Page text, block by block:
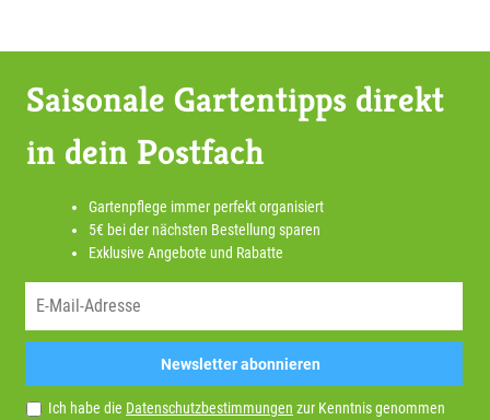
Saisonale Gartentipps direkt
in dein Postfach
Gartenpflege immer perfekt organisiert
5€ bei der nächsten Bestellung sparen
Exklusive Angebote und Rabatte
Newsletter abonnieren
Ich habe die Datenschutzbestimmungen zur Kenntnis genommen